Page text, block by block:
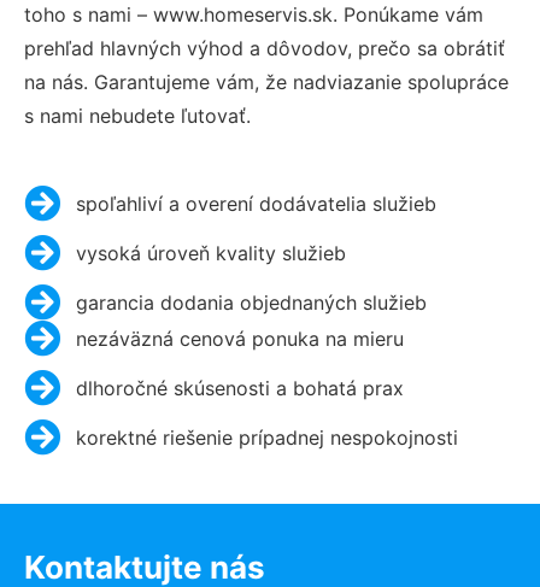
toho s nami – www.homeservis.sk. Ponúkame vám
prehľad hlavných výhod a dôvodov, prečo sa obrátiť
na nás. Garantujeme vám, že nadviazanie spolupráce
s nami nebudete ľutovať.
spoľahliví a overení dodávatelia služieb
vysoká úroveň kvality služieb
garancia dodania objednaných služieb
nezáväzná cenová ponuka na mieru
dlhoročné skúsenosti a bohatá prax
korektné riešenie prípadnej nespokojnosti
Kontaktujte nás